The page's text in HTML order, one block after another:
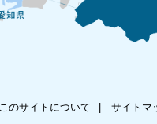
このサイトについて サイトマ